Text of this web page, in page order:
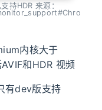
持HDR 来源：
内核大于
和HDR 视频
有dev版支持